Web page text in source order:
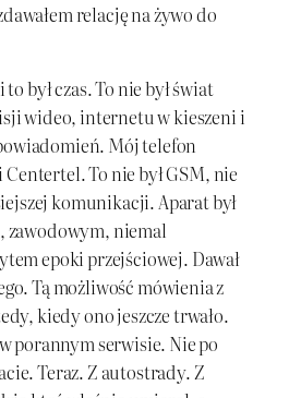
relację na żywo do
był czas. To nie był świat
wideo, internetu w kieszeni i
Mój telefon
Centertel. To nie był GSM, nie
komunikacji. Aparat był
zawodowym, niemal
epoki przejściowej. Dawał
Tą możliwość mówienia z
kiedy ono jeszcze trwało.
porannym serwisie. Nie po
Teraz. Z autostrady. Z